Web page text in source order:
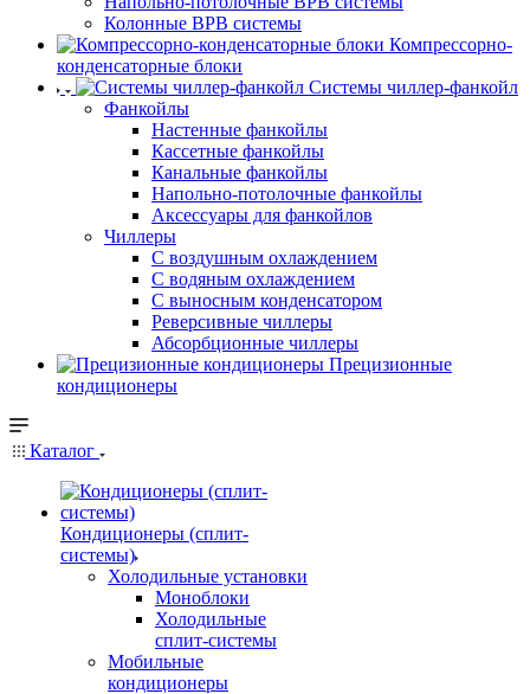
Колонные ВРВ системы
Компрессорно-
конденсаторные блоки
Системы чиллер-фанкойл
Фанкойлы
Настенные фанкойлы
Кассетные фанкойлы
Канальные фанкойлы
Напольно-потолочные фанкойлы
Аксессуары для фанкойлов
Чиллеры
С воздушным охлаждением
С водяным охлаждением
С выносным конденсатором
Реверсивные чиллеры
Абсорбционные чиллеры
Прецизионные
кондиционеры
Каталог
Кондиционеры (сплит-
системы)
Холодильные установки
Моноблоки
Холодильные
сплит-системы
Мобильные
кондиционеры